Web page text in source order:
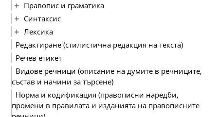
Правопис и граматика
Синтаксис
Лексика
Редактиране (стилистична редакция на текста)
Речев етикет
Видове речници (описание на думите в речниците,
състав и начини за търсене)
Норма и кодификация (правописни наредби,
промени в правилата и изданията на правописните